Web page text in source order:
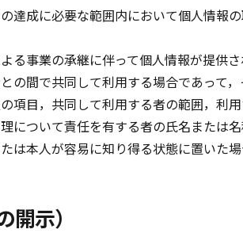
達成に必要な範囲内において個人情報
る事業の承継に伴って個人情報が提供
の間で共同して利用する場合であって
項目，共同して利用する者の範囲，利
について責任を有する者の氏名または
は本人が容易に知り得る状態に置いた
示）